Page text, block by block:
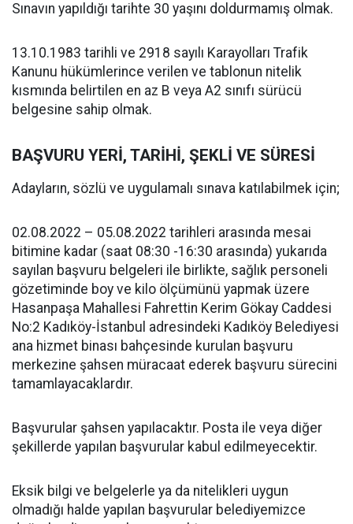
Sınavın yapıldığı tarihte 30 yaşını doldurmamış olmak.
13.10.1983 tarihli ve 2918 sayılı Karayolları Trafik
Kanunu hükümlerince verilen ve tablonun nitelik
kısmında belirtilen en az B veya A2 sınıfı sürücü
belgesine sahip olmak.
BAŞVURU YERİ, TARİHİ, ŞEKLİ VE SÜRESİ
Adayların, sözlü ve uygulamalı sınava katılabilmek için;
02.08.2022 – 05.08.2022 tarihleri arasında mesai
bitimine kadar (saat 08:30 -16:30 arasında) yukarıda
sayılan başvuru belgeleri ile birlikte, sağlık personeli
gözetiminde boy ve kilo ölçümünü yapmak üzere
Hasanpaşa Mahallesi Fahrettin Kerim Gökay Caddesi
No:2 Kadıköy-İstanbul adresindeki Kadıköy Belediyesi
ana hizmet binası bahçesinde kurulan başvuru
merkezine şahsen müracaat ederek başvuru sürecini
tamamlayacaklardır.
Başvurular şahsen yapılacaktır. Posta ile veya diğer
şekillerde yapılan başvurular kabul edilmeyecektir.
Eksik bilgi ve belgelerle ya da nitelikleri uygun
olmadığı halde yapılan başvurular belediyemizce